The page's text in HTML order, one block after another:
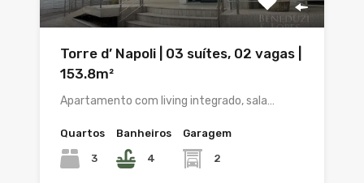
Torre d’ Napoli | 03 suítes, 02 vagas |
153.8m²
Apartamento com living integrado, sala…
Quartos
3
Banheiros
4
Garagem
2